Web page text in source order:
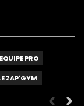
EQUIPE PRO
ZAP'GYM